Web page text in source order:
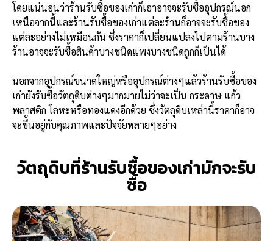
โดยแน่นอนว่าร้านรับซื้อของเก่าก็เอาอาจจะรับซื้ออุปกรณ์นอก
เหนือจากนี้และร้านรับซื้อของเก่าแต่ละร้านก็อาจจะรับซื้อของ
แต่ละอย่างไม่เหมือนกัน ซึ่งราคาก็เปลี่ยนแปลงไปตามร้านบาง
ร้านอาจจะรับซื้อสินค้าบางชนิดแพงบางชนิดถูกก็เป็นได้
นอกจากอุปกรณ์ขนาดใหญ่หรืออุปกรณ์ต่างๆแล้วร้านรับซื้อของ
เก่ายังรับซื้อวัตถุดิบต่างๆมากมายไม่ว่าจะเป็น กระดาษ แก้ว
พลาสติก โลหะหรือทองแดงอีกด้วย ซึ่งวัตถุดิบเหล่านี้ราคาก็อาจ
จะขึ้นอยู่กับคุณภาพและปัจจัยหลายๆอย่าง
วัตถุดิบที่ร้านรับซื้อของเก่ามักจะรับ
ซื้อ